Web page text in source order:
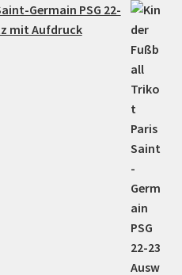
Germain PSG 22-
mit Aufdruck